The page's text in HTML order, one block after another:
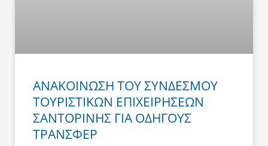
ΑΝΑΚΟΙΝΩΣΗ ΤΟΥ ΣΥΝΔΕΣΜΟΥ
ΤΟΥΡΙΣΤΙΚΩΝ ΕΠΙΧΕΙΡΗΣΕΩΝ
ΣΑΝΤΟΡΙΝΗΣ ΓΙΑ ΟΔΗΓΟΥΣ
ΤΡΑΝΣΦΕΡ